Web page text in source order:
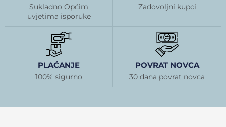
Sukladno Općim
uvjetima isporuke
Zadovoljni kupci
PLAĆANJE
100% sigurno
POVRAT NOVCA
30 dana povrat novca